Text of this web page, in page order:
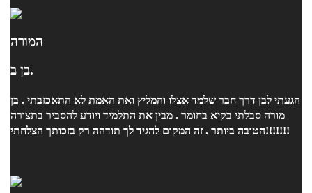
המורה
בן ב.
הגעתי לבן דרך חבר שלמד אצלו והמליץ ואת האמת לא התאכזבתי . בן
מורה סבלתי בקיא בחומר . מבין את התלמיד ויודע להסביר בתצורה
הטובה ביותר . זה המקום להגיד לך תודהה רק בזכותך הצלחתי!!!!!!!